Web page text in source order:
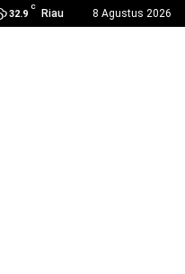
32.9
C
Riau 8 Agustus 2026